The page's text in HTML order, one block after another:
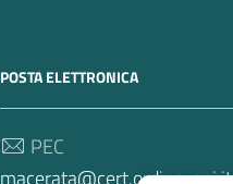
POSTA ELETTRONICA
PEC
macerata@cert.ordine-opi.it